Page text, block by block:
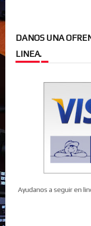
DANOS UNA
LINEA.
Ayudanos a seguir en